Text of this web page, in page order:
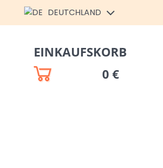
DEUTCHLAND
EINKAUFSKORB
0 €